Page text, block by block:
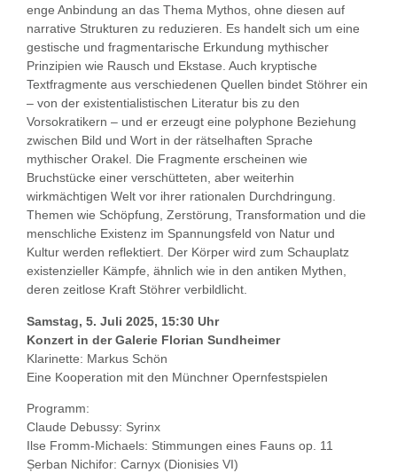
enge Anbindung an das Thema Mythos, ohne diesen auf
narrative Strukturen zu reduzieren. Es handelt sich um eine
gestische und fragmentarische Erkundung mythischer
Prinzipien wie Rausch und Ekstase. Auch kryptische
Textfragmente aus verschiedenen Quellen bindet Stöhrer ein
– von der existentialistischen Literatur bis zu den
Vorsokratikern – und er erzeugt eine polyphone Beziehung
zwischen Bild und Wort in der rätselhaften Sprache
mythischer Orakel. Die Fragmente erscheinen wie
Bruchstücke einer verschütteten, aber weiterhin
wirkmächtigen Welt vor ihrer rationalen Durchdringung.
Themen wie Schöpfung, Zerstörung, Transformation und die
menschliche Existenz im Spannungsfeld von Natur und
Kultur werden reflektiert. Der Körper wird zum Schauplatz
existenzieller Kämpfe, ähnlich wie in den antiken Mythen,
deren zeitlose Kraft Stöhrer verbildlicht.
Samstag, 5. Juli 2025, 15:30 Uhr
Konzert in der Galerie Florian Sundheimer
Klarinette: Markus Schön
Eine Kooperation mit den Münchner Opernfestspielen
Programm:
Claude Debussy: Syrinx
Ilse Fromm-Michaels: Stimmungen eines Fauns op. 11
Șerban Nichifor: Carnyx (Dionisies VI)